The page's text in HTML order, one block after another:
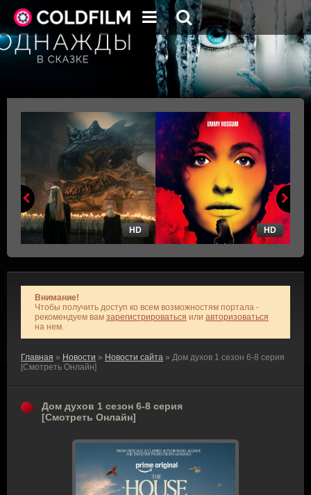
HD HD
Внимание!
Чтобы получить доступ ко всем возможностям портала -
рекомендуем вам зарегистрироваться или авторизоваться
на нем.
Главная » Новости » Новости сайта » Дом духов 1 сезон 6-8 серия
[Смотреть Онлайн]
Дом духов 1 сезон 6-8 серия
[Смотреть Онлайн]